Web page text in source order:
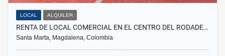
LOCAL ALQUILER
RENTA DE LOCAL COMERCIAL EN EL CENTRO DEL RODADE…
Santa Marta, Magdalena, Colombia